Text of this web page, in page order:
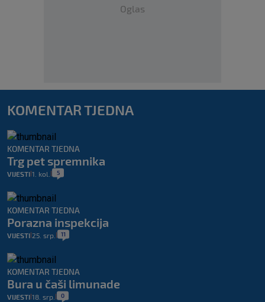
Oglas
KOMENTAR TJEDNA
KOMENTAR TJEDNA
Trg pet spremnika
VIJESTI 1. kol. 5
KOMENTAR TJEDNA
Porazna inspekcija
VIJESTI 25. srp. 11
KOMENTAR TJEDNA
Bura u čaši limunade
VIJESTI 18. srp. 0